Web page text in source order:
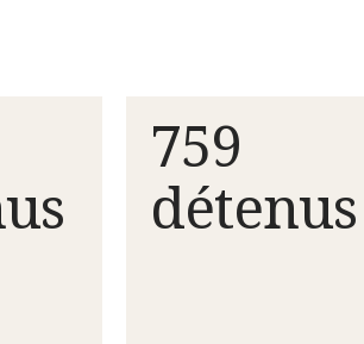
759
détenus